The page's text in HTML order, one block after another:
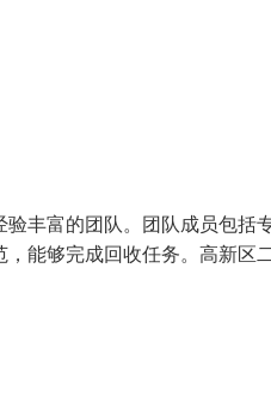
丰富的团队。团队成员包括
能够完成回收任务。高新区